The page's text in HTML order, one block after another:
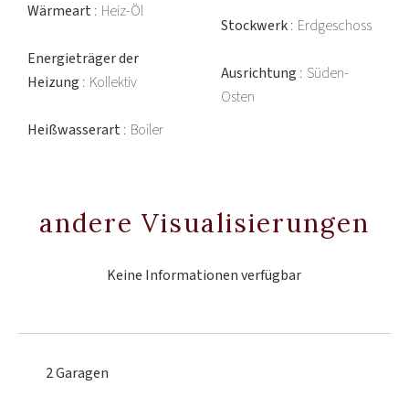
Wärmeart Heiz-Öl
Energieträger der
Heizung Kollektiv
Heißwasserart Boiler
Stockwerk Erdgeschoss
Ausrichtung Süden-
Osten
andere Visualisierungen
Keine Informationen verfügbar
2 Garagen